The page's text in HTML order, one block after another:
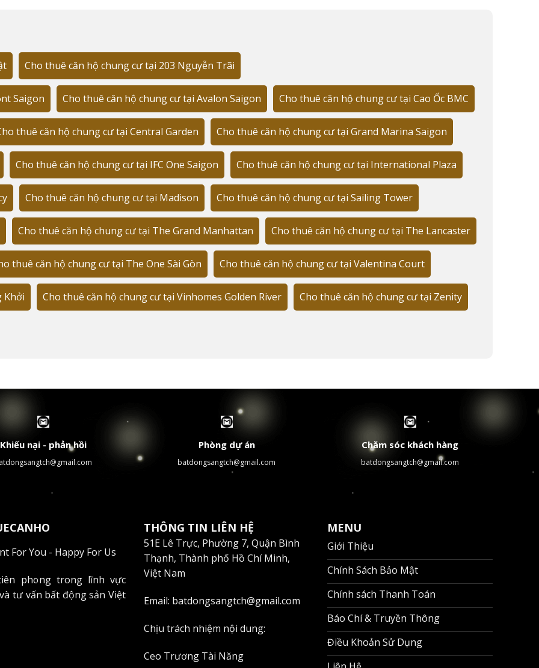
"Sau 2 năm sinh sống tại đây, tôi đặc biệt ấn tượng với chất lượng quản lý chuyên nghiệp của CBRE. Mọi
Cho thuê căn hộ chung cư tại 203 Nguyễn Trãi
Saigon Cho thuê căn hộ chung cư tại Avalon Saigon Cho thuê căn hộ chung cư tại Cao Ốc BMC
thuê căn hộ chung cư tại Central Garden Cho thuê căn hộ chung cư tại Grand Marina Saigon
Cho thuê căn hộ chung cư tại IFC One Saigon Cho thuê căn hộ chung cư tại International Plaza
Cho thuê căn hộ chung cư tại Madison Cho thuê căn hộ chung cư tại Sailing Tower
Cho thuê căn hộ chung cư tại The Grand Manhattan Cho thuê căn hộ chung cư tại The Lancaster
thuê căn hộ chung cư tại The One Sài Gòn Cho thuê căn hộ chung cư tại Valentina Court
Khởi Cho thuê căn hộ chung cư tại Vinhomes Golden River Cho thuê căn hộ chung cư tại Zenity
Khiếu nại - phản hồi Phòng dự án
batdongsangtch@gmail.com
Chăm sóc khách hàng
batdongsangtch@gmail.com
For You - Happy For Us
phong trong lĩnh vực
tư vấn bất động sản Việt
THÔNG TIN LIÊN HỆ
51E Lê Trực, Phường 7, Quận Bình
Thạnh, Thành phố Hồ Chí Minh,
Việt Nam
Email: batdongsangtch@gmail.com
Chịu trách nhiệm nội dung:
Ceo Trương Tài Năng
MENU
Giới Thiệu
Chính Sách Bảo Mật
Chính sách Thanh Toán
Báo Chí & Truyền Thông
Điều Khoản Sử Dụng